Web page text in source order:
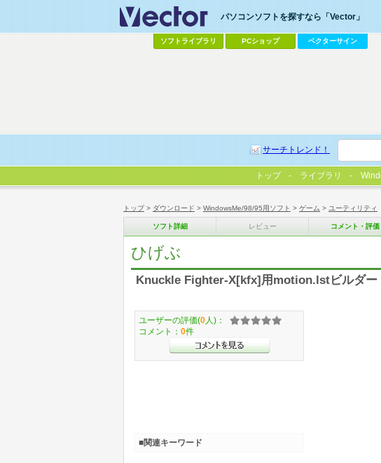
トップ> ダウンロード > WindowsMe/98/95用ソフト > ゲーム > ユーティリティ
ソフト詳細 レビュー コメント・評価
ひげぶ
Knuckle Fighter-X[kfx]用motion.lstビルダー
ユーザーの評価(0 人)：
コメント： 0件
■関連キーワード
パソコンソフトを探すなら「Vector」
ソフトライブラリ PCショップ ベクターサイン
サーチトレンド！
トップ ライブラリ